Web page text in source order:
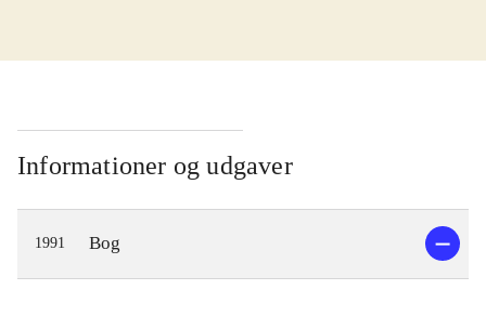
Informationer og udgaver
1991 Bog